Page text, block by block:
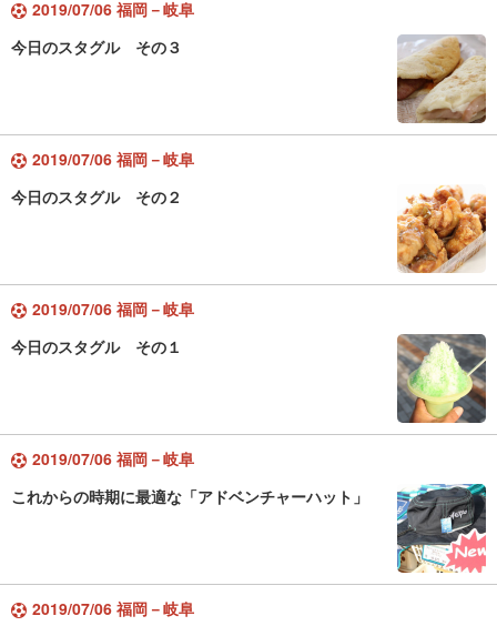
2019/07/06 福岡－岐阜
今日のスタグル その３
2019/07/06 福岡－岐阜
今日のスタグル その２
2019/07/06 福岡－岐阜
今日のスタグル その１
2019/07/06 福岡－岐阜
これからの時期に最適な「アドベンチャーハット」
2019/07/06 福岡－岐阜